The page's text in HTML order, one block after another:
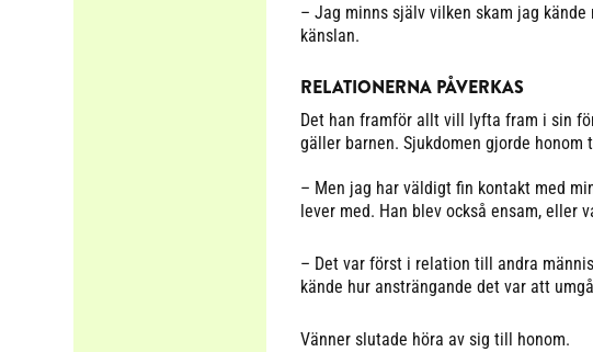
– Jag minns själv vilken skam jag
känslan.
RELATIONERNA PÅVERKAS
Det han framför allt vill lyfta fram i sin
gäller barnen. Sjukdomen gjorde
– Men jag har väldigt fin kontakt med
lever med. Han blev också ensam, eller
– Det var först i relation till andra
kände hur ansträngande det var att
Vänner slutade höra av sig till honom.